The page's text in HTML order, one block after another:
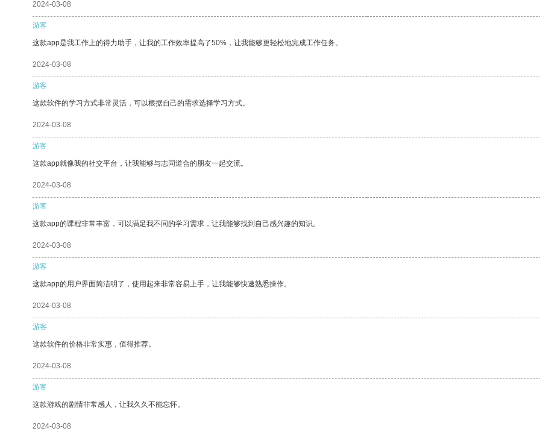
2024-03-08
游客
这款app是我工作上的得力助手，让我的工作效率提高了50%，让我能够更轻松地完成工作任务。
2024-03-08
游客
这款软件的学习方式非常灵活，可以根据自己的需求选择学习方式。
2024-03-08
游客
这款app就像我的社交平台，让我能够与志同道合的朋友一起交流。
2024-03-08
游客
这款app的课程非常丰富，可以满足我不同的学习需求，让我能够找到自己感兴趣的知识。
2024-03-08
游客
这款app的用户界面简洁明了，使用起来非常容易上手，让我能够快速熟悉操作。
2024-03-08
游客
这款软件的价格非常实惠，值得推荐。
2024-03-08
游客
这款游戏的剧情非常感人，让我久久不能忘怀。
2024-03-08